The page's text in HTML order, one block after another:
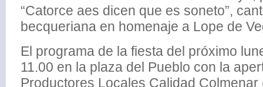
“Catorce aes dicen que es soneto”,
becqueriana en homenaje a Lope de
El programa de la fiesta del próximo
11.00 en la plaza del Pueblo con la
Productores Locales Calidad